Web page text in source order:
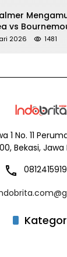
vs
2026 1481
1 No. 11
Bekasi,